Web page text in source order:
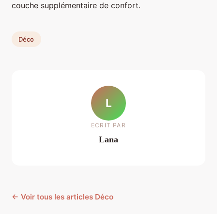
couche supplémentaire de confort.
Déco
L
ECRIT PAR
Lana
← Voir tous les articles Déco